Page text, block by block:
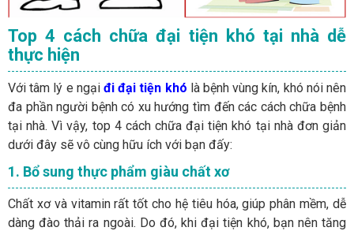
Top 4 cách chữa đại tiện khó tại nhà dễ
thực hiện
Với tâm lý e ngại đi đại tiện khó là bệnh vùng kín, khó nói nên
đa phần người bệnh có xu hướng tìm đến các cách chữa bệnh
tại nhà. Vì vậy, top 4 cách chữa đại tiện khó tại nhà đơn giản
dưới đây sẽ vô cùng hữu ích với bạn đấy:
1. Bổ sung thực phẩm giàu chất xơ
Chất xơ và vitamin rất tốt cho hệ tiêu hóa, giúp phân mềm, dễ
dàng đào thải ra ngoài. Do đó, khi đại tiện khó, bạn nên tăng